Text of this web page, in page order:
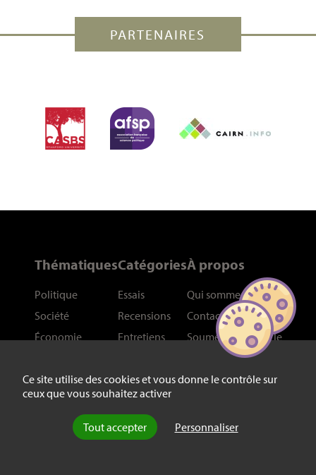
Ce site utilise des cookies et vous donne le contrôle sur
ceux que vous souhaitez activer
Tout accepter Personnaliser
PARTENAIRES
Thématiques
Politique
Société
Économie
International
Philosophie
Catégories
Essais
Recensions
Entretiens
À propos
Qui sommes-nous ?
Contact
Soumettre un article
Contributeurs
Liens